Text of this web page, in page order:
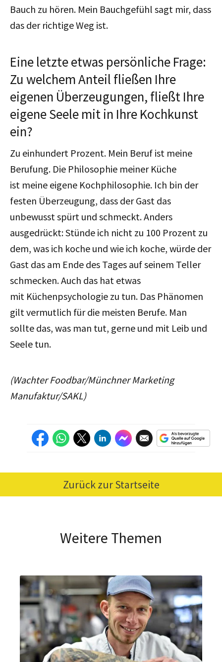
Bauch zu hören. Mein Bauchgefühl sagt mir, dass
das der richtige Weg ist.
Eine letzte etwas persönliche Frage:
Zu welchem Anteil fließen Ihre
eigenen Überzeugungen, fließt Ihre
eigene Seele mit in Ihre Kochkunst
ein?
Zu einhundert Prozent. Mein Beruf ist meine
Berufung. Die Philosophie meiner Küche
ist meine eigene Kochphilosophie. Ich bin der
festen Überzeugung, dass der Gast das
unbewusst spürt und schmeckt. Anders
ausgedrückt: Stünde ich nicht zu 100 Prozent zu
dem, was ich koche und wie ich koche, würde der
Gast das am Ende des Tages auf seinem Teller
schmecken. Auch das hat etwas
mit Küchenpsychologie zu tun. Das Phänomen
gilt vermutlich für die meisten Berufe. Man
sollte das, was man tut, gerne und mit Leib und
Seele tun.
(Wachter Foodbar/Münchner Marketing
Manufaktur/SAKL)
Zurück zur Startseite
Weitere Themen